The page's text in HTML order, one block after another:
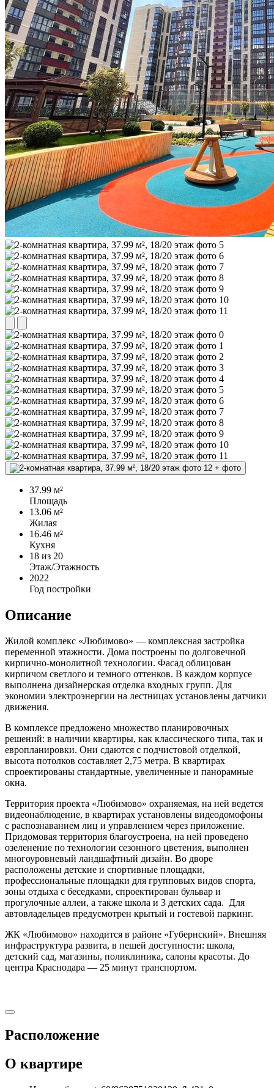
+ фото
37.99 м²
Площадь
13.06 м²
Жилая
16.46 м²
Кухня
18 из 20
Этаж/Этажность
2022
Год постройки
Описание
Жилой комплекс «Любимово» — комплексная застройка
переменной этажности. Дома построены по долговечной
кирпично-монолитной технологии. Фасад облицован
кирпичом светлого и темного оттенков. В каждом корпусе
выполнена дизайнерская отделка входных групп. Для
экономии электроэнергии на лестницах установлены датчики
движения.
В комплексе предложено множество планировочных
решений: в наличии квартиры, как классического типа, так и
европланировки. Они сдаются с подчистовой отделкой,
высота потолков составляет 2,75 метра. В квартирах
спроектированы стандартные, увеличенные и панорамные
окна.
Территория проекта «Любимово» охраняемая, на ней ведется
видеонаблюдение, в квартирах установлены видеодомофоны
с распознаванием лиц и управлением через приложение.
Придомовая территория благоустроена, на ней проведено
озеленение по технологии сезонного цветения, выполнен
многоуровневый ландшафтный дизайн. Во дворе
расположены детские и спортивные площадки,
профессиональные площадки для групповых видов спорта,
зоны отдыха с беседками, спроектирован бульвар и
прогулочные аллеи, а также школа и 3 детских сада. Для
автовладельцев предусмотрен крытый и гостевой паркинг.
ЖК «Любимово» находится в районе «Губернский». Внешняя
инфраструктура развита, в пешей доступности: школа,
детский сад, магазины, поликлиника, салоны красоты. До
центра Краснодара — 25 минут транспортом.
Расположение
О квартире